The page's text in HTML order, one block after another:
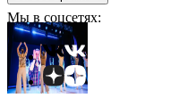
Мы в соцсетях: